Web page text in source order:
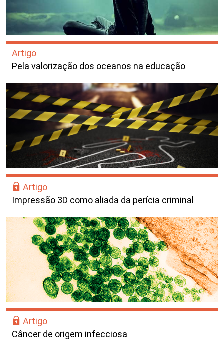
Artigo
Pela valorização dos oceanos na educação
Artigo
Impressão 3D como aliada da perícia criminal
Artigo
Câncer de origem infecciosa